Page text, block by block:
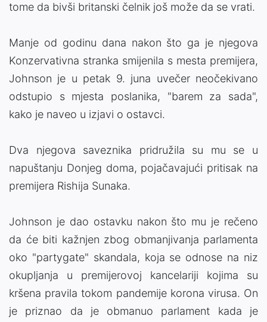
tome da bivši britanski čelnik još može da se vrati.
Manje od godinu dana nakon što ga je njegova
Konzervativna stranka smijenila s mesta premijera,
Johnson je u petak 9. juna uvečer neočekivano
odstupio s mjesta poslanika, "barem za sada",
kako je naveo u izjavi o ostavci.
Dva njegova saveznika pridružila su mu se u
napuštanju Donjeg doma, pojačavajući pritisak na
premijera Rishija Sunaka.
Johnson je dao ostavku nakon što mu je rečeno
da će biti kažnjen zbog obmanjivanja parlamenta
oko "partygate" skandala, koja se odnose na niz
okupljanja u premijerovoj kancelariji kojima su
kršena pravila tokom pandemije korona virusa. On
je priznao da je obmanuo parlament kada je